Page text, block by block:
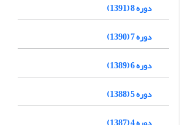
دوره 8 (1391)
دوره 7 (1390)
دوره 6 (1389)
دوره 5 (1388)